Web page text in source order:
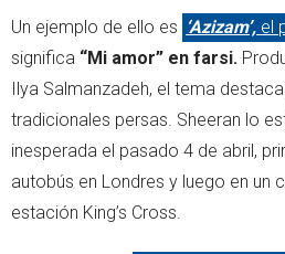
Un ejemplo de ello es ‘Azizam’, el
significa “Mi amor” en farsi.
Ilya Salmanzadeh, el tema
tradicionales persas. Sheeran lo
inesperada el pasado 4 de abril,
autobús en Londres y luego en un
estación King’s Cross.